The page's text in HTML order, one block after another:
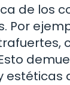
de los
Por
estéticas